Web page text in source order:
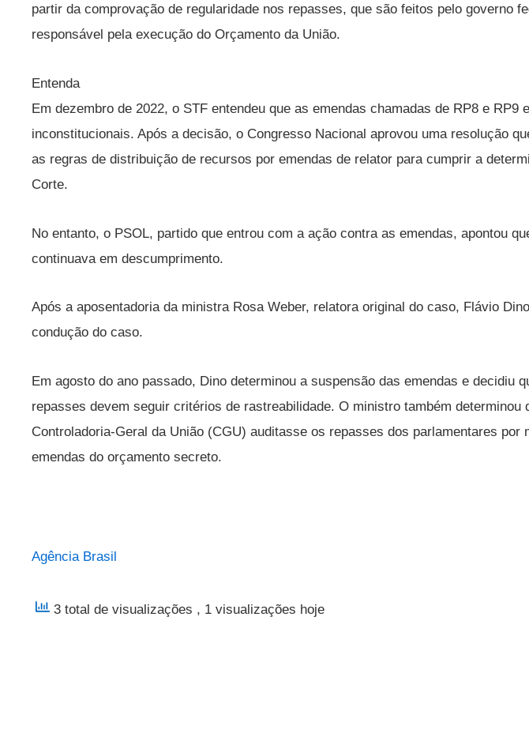
partir da comprovação de regularidade nos repasses, que são feitos pelo governo
responsável pela execução do Orçamento da União.
Entenda
Em dezembro de 2022, o STF entendeu que as emendas chamadas de RP8 e RP9
inconstitucionais. Após a decisão, o Congresso Nacional aprovou uma resolução
as regras de distribuição de recursos por emendas de relator para cumprir a
Corte.
No entanto, o PSOL, partido que entrou com a ação contra as emendas, apontou
continuava em descumprimento.
Após a aposentadoria da ministra Rosa Weber, relatora original do caso, Flávio
condução do caso.
Em agosto do ano passado, Dino determinou a suspensão das emendas e decidiu
repasses devem seguir critérios de rastreabilidade. O ministro também determinou
Controladoria-Geral da União (CGU) auditasse os repasses dos parlamentares por
emendas do orçamento secreto.
Agência Brasil
3 total de visualizações , 1 visualizações hoje